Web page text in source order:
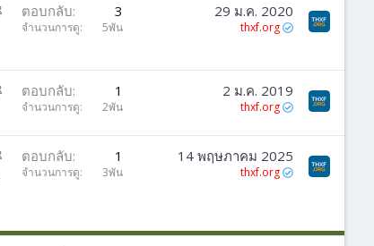
ปั
มุ
ด
ตอบกลับ 3
จำนวนการดู 5พัน
29 ม.ค. 2020
thxf.org
ปั
ด
ตอบกลับ 1
จำนวนการดู 2พัน
2 ม.ค. 2019
thxf.org
ปั
ด
ตอบกลับ 1
จำนวนการดู 3พัน
14 พฤษภาคม 2025
thxf.org